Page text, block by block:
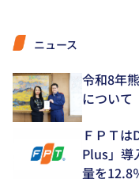
ニュース
令和8年
について
ＦＰＴ
Plus」導
量を12.8